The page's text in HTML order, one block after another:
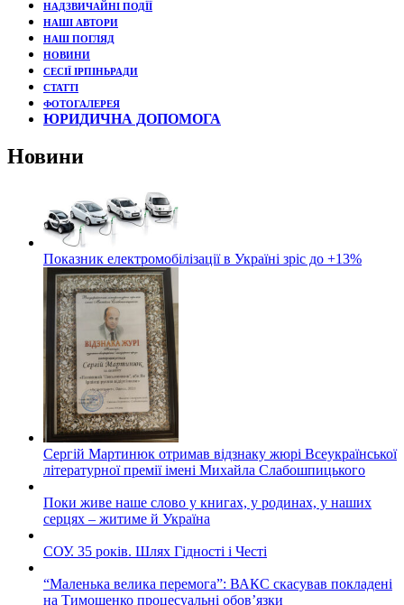
НАДЗВИЧАЙНІ ПОДЇЇ
НАШІ АВТОРИ
НАШ ПОГЛЯД
НОВИНИ
СЕСІЇ ІРПІНЬРАДИ
СТАТТІ
ФОТОГАЛЕРЕЯ
ЮРИДИЧНА ДОПОМОГА
Новини
Показник електромобілізації в Україні зріс до +13%
Сергій Мартинюк отримав відзнаку жюрі Всеукраїнської
літературної премії імені Михайла Слабошпицького
Поки живе наше слово у книгах, у родинах, у наших
серцях – житиме й Україна
СОУ. 35 років. Шлях Гідності і Честі
“Маленька велика перемога”: ВАКС скасував покладені
на Тимошенко процесуальні обов’язки